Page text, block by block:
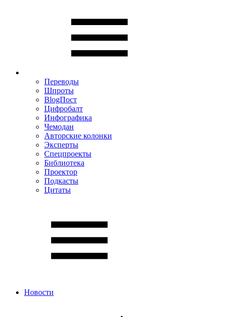
Переводы
Шпроты
BlogПост
Цифробалт
Инфографика
Чемодан
Авторские колонки
Эксперты
Спецпроекты
Библиотека
Проектор
Подкасты
Цитаты
Новости